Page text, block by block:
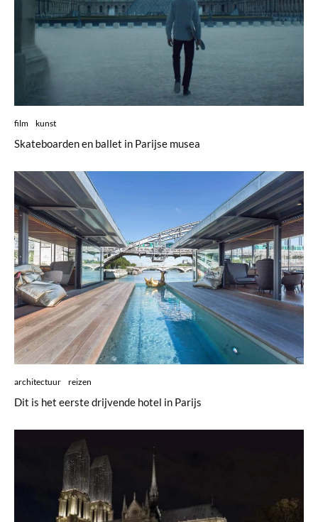
film kunst
Skateboarden en ballet in Parijse musea
architectuur reizen
Dit is het eerste drijvende hotel in Parijs